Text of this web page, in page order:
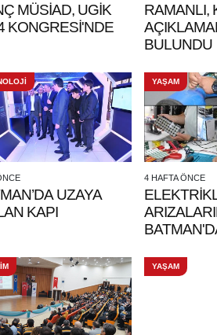
MÜSİAD, UGİK
KONGRESİ'NDE
RAMANLI,
BULUNDU
UZAYA
KAPI
YAŞAM
4 HAFTA ÖNCE
YAŞAM